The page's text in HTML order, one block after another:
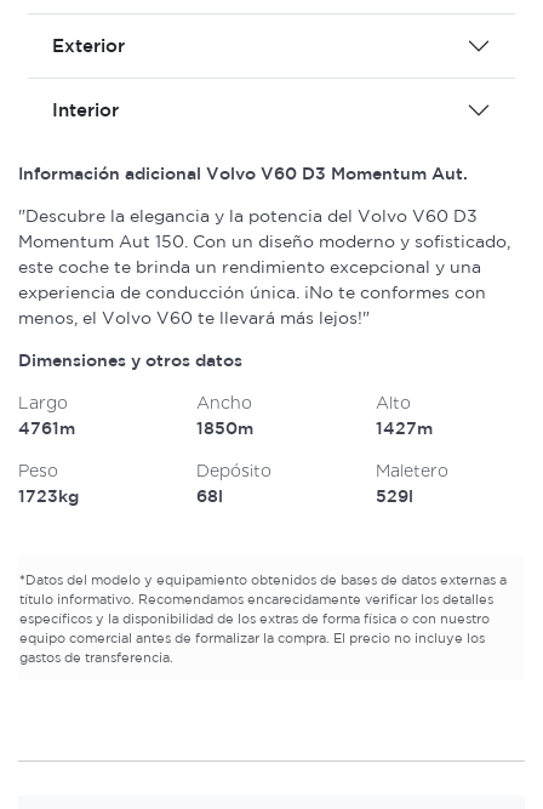
Exterior
Interior
Información adicional Volvo V60 D3 Momentum Aut.
"Descubre la elegancia y la potencia del Volvo V60 D3
Momentum Aut 150. Con un diseño moderno y sofisticado,
este coche te brinda un rendimiento excepcional y una
experiencia de conducción única. ¡No te conformes con
menos, el Volvo V60 te llevará más lejos!"
Dimensiones y otros datos
Largo
4761m
Ancho
1850m
Alto
1427m
Peso
1723kg
Depósito
68l
Maletero
529l
*Datos del modelo y equipamiento obtenidos de bases de datos externas a
título informativo. Recomendamos encarecidamente verificar los detalles
específicos y la disponibilidad de los extras de forma física o con nuestro
equipo comercial antes de formalizar la compra. El precio no incluye los
gastos de transferencia.